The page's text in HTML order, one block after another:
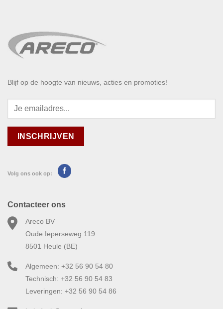
Blijf op de hoogte van nieuws, acties en promoties!
Volg ons ook op:
Contacteer ons
Areco BV
Oude Ieperseweg 119
8501 Heule (BE)
Algemeen: +32 56 90 54 80
Technisch: +32 56 90 54 83
Leveringen: +32 56 90 54 86